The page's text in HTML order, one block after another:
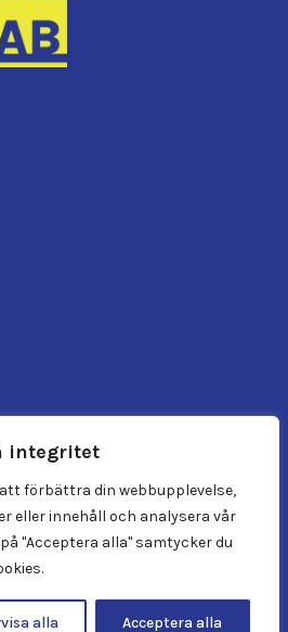
integritet
förbättra din webbupplevelse,
eller innehåll och analysera vår
"Acceptera alla" samtycker du
alla Acceptera alla